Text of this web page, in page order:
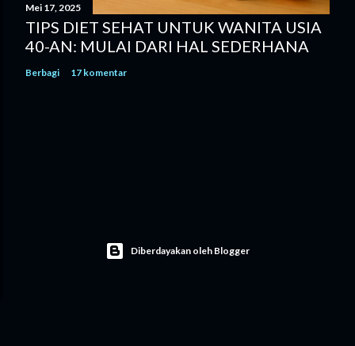
Mei 17, 2025
TIPS DIET SEHAT UNTUK WANITA USIA
40-AN: MULAI DARI HAL SEDERHANA
Berbagi 17 komentar
Diberdayakan oleh Blogger